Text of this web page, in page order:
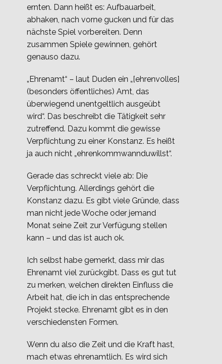
ernten. Dann heißt es: Aufbauarbeit,
abhaken, nach vorne gucken und für das
nächste Spiel vorbereiten. Denn
zusammen Spiele gewinnen, gehört
genauso dazu.
„Ehrenamt“ – laut Duden ein „[ehrenvolles]
(besonders öffentliches) Amt, das
überwiegend unentgeltlich ausgeübt
wird“. Das beschreibt die Tätigkeit sehr
zutreffend. Dazu kommt die gewisse
Verpflichtung zu einer Konstanz. Es heißt
ja auch nicht „ehrenkommwannduwillst“.
Gerade das schreckt viele ab: Die
Verpflichtung. Allerdings gehört die
Konstanz dazu. Es gibt viele Gründe, dass
man nicht jede Woche oder jemand
Monat seine Zeit zur Verfügung stellen
kann – und das ist auch ok.
Ich selbst habe gemerkt, dass mir das
Ehrenamt viel zurückgibt. Dass es gut tut
zu merken, welchen direkten Einfluss die
Arbeit hat, die ich in das entsprechende
Projekt stecke. Ehrenamt gibt es in den
verschiedensten Formen.
Wenn du also die Zeit und die Kraft hast,
mach etwas ehrenamtlich. Es wird sich